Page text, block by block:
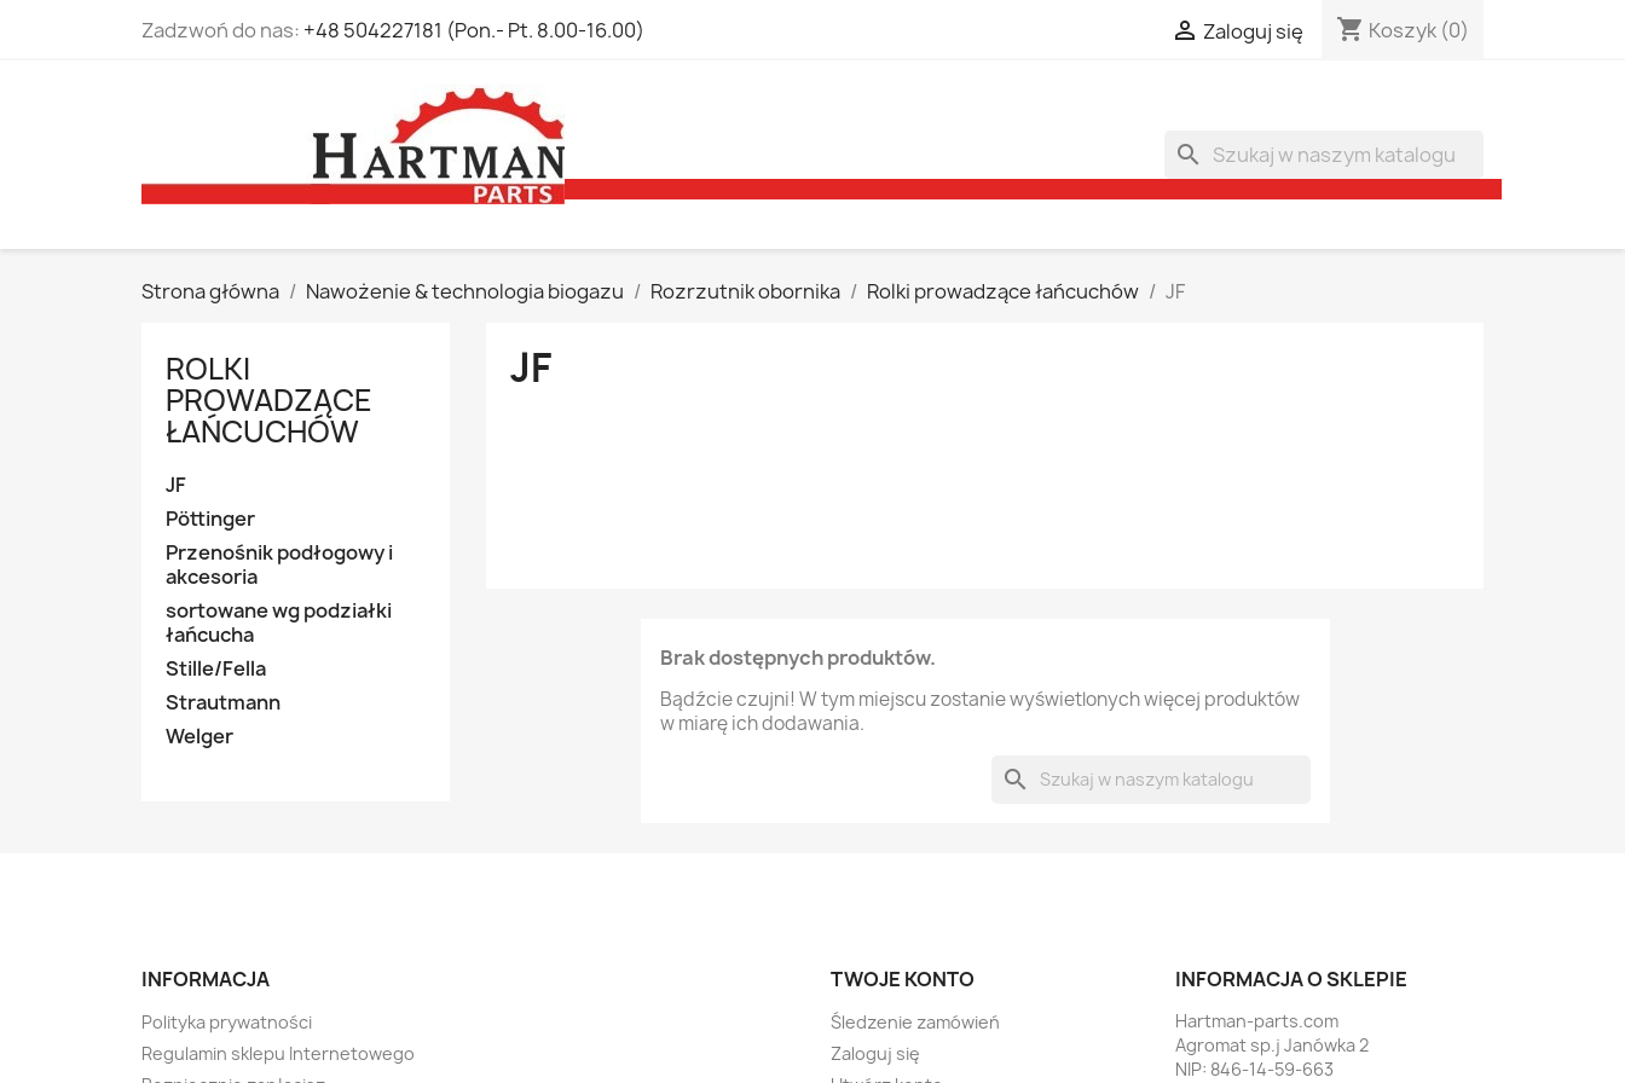
Zadzwoń do nas: +48 504227181 (Pon.- Pt. 8.00-16.00)  Zaloguj się shopping_cart Koszyk (0)
search
Strona główna Nawożenie & technologia biogazu Rozrzutnik obornika Rolki prowadzące łańcuchów JF
ROLKI
PROWADZĄCE
ŁAŃCUCHÓW
JF
Pöttinger
Przenośnik podłogowy i
akcesoria
sortowane wg podziałki
łańcucha
Stille/Fella
Strautmann
Welger
JF
Brak dostępnych produktów.
Bądźcie czujni! W tym miejscu zostanie wyświetlonych więcej produktów
w miarę ich dodawania.
search
INFORMACJA
Polityka prywatności
Regulamin sklepu Internetowego
TWOJE KONTO
Śledzenie zamówień
Zaloguj się
INFORMACJA O SKLEPIE
Hartman-parts.com
Agromat sp.j Janówka 2
NIP: 846-14-59-663